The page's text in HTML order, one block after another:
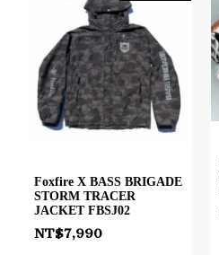
Foxfire X BASS BRIGADE
STORM TRACER
JACKET FBSJ02
NT$7,990